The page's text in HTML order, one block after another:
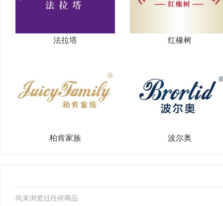
法拉塔 红橡树
柏肯家族 波尔奥
尚未浏览过任何商品